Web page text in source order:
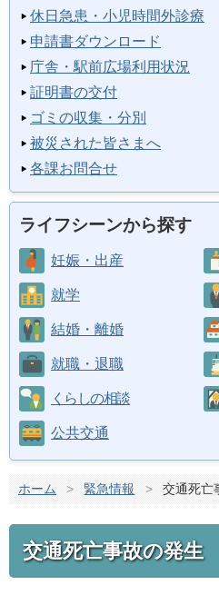
休日急患・小児時間外診療
申請書ダウンロード
庁舎・駅前広場利用状況
証明書の交付
ゴミの収集・分別
被災された皆さまへ
各課お問合せ
ライフシーンから探す
妊娠・出産
就学
結婚・離婚
就職・退職
くらしの相談
公共交通
ホーム > 緊急情報 > 交通死亡
交通死亡事故の発生